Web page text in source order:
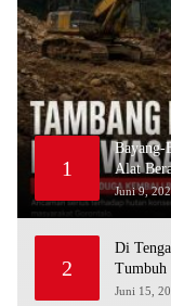
1
Bayang-
Alat
Juni 9,
2
Di
Tumbuh
Juni 15,